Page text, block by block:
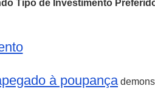
Tipo de Investimento
à poupança